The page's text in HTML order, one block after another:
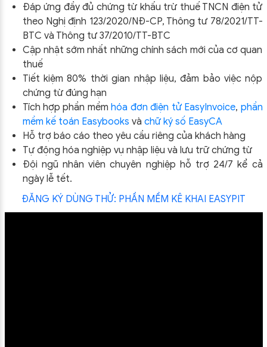
Đáp ứng đầy đủ chứng từ khấu trừ thuế TNCN điện tử
theo Nghị định 123/2020/NĐ-CP, Thông tư 78/2021/TT-
BTC và Thông tư 37/2010/TT-BTC
Cập nhật sớm nhất những chính sách mới của cơ quan
thuế
Tiết kiệm 80% thời gian nhập liệu, đảm bảo việc nộp
chứng từ đúng hạn
Tích hợp phần mềmhóa đơn điện tử EasyInvoice, phần
mềm kế toán Easybooks và chữ ký số EasyCA
Hỗ trợ báo cáo theo yêu cầu riêng của khách hàng
Tự động hóa nghiệp vụ nhập liệu và lưu trữ chứng từ
Đội ngũ nhân viên chuyên nghiệp hỗ trợ 24/7 kể cả
ngày lễ tết.
ĐĂNG KÝ DÙNG THỬ: PHẦN MỀM KÊ KHAI EASYPIT